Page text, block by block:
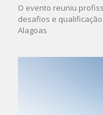
O evento reuniu
desafios e
Alagoas